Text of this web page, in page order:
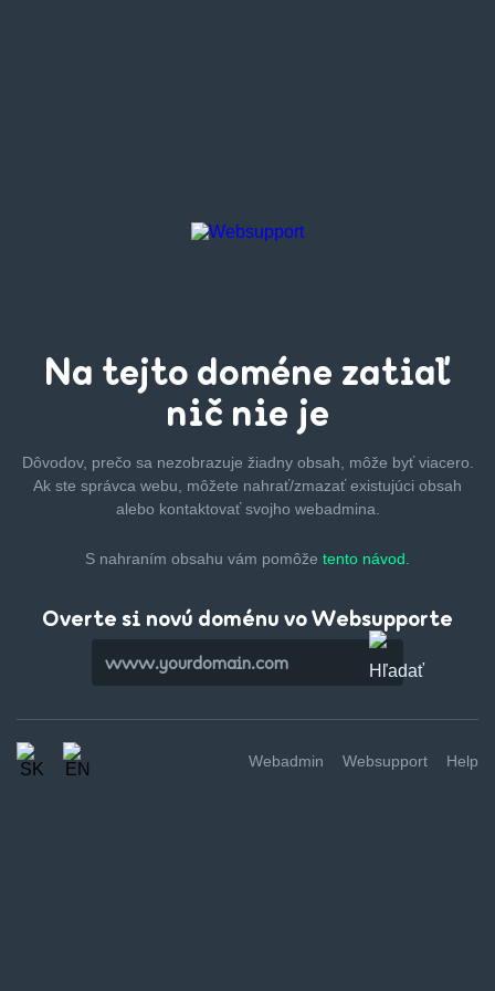
Na tejto doméne zatiaľ
nič nie je
Dôvodov, prečo sa nezobrazuje žiadny obsah, môže byťviacero.
Ak ste správca webu, môžete nahrať/zmazaťexistujúci obsah
alebo kontaktovať svojho webadmina.
S nahraním obsahu vám pomôže tento návod.
Overte si novú doménu vo Websupporte
Webadmin Websupport Help